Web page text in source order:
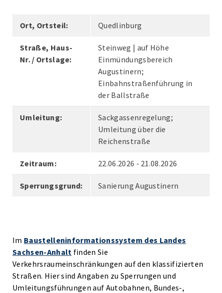
Ort, Ortsteil: Quedlinburg
Straße, Haus-
Nr. / Ortslage:
Steinweg | auf Höhe
Einmündungsbereich
Augustinern;
Einbahnstraßenführung in
der Ballstraße
Umleitung:
Sackgassenregelung;
Umleitung über die
Reichenstraße
Zeitraum: 22.06.2026 - 21.08.2026
Sperrungsgrund: Sanierung Augustinern
Im Baustelleninformationssystem des Landes
Sachsen-Anhalt finden Sie
Verkehrsraumeinschränkungen auf den klassifizierten
Straßen. Hier sind Angaben zu Sperrungen und
Umleitungsführungen auf Autobahnen, Bundes-,